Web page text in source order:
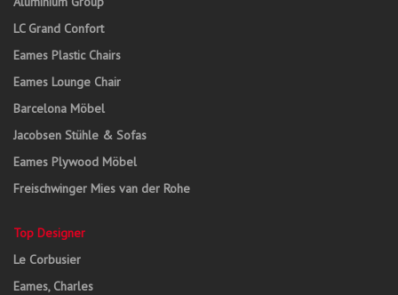
LC Grand Confort
Eames Plastic Chairs
Eames Lounge Chair
Barcelona Möbel
Jacobsen Stühle & Sofas
Eames Plywood Möbel
Freischwinger Mies van der Rohe
Top Designer
Le Corbusier
Eames, Charles